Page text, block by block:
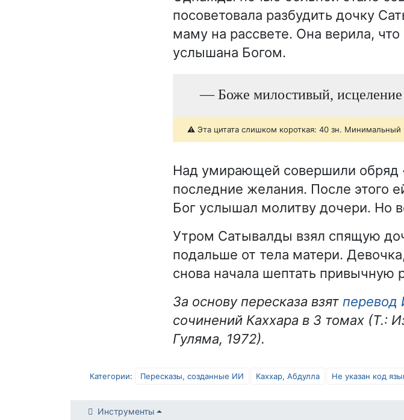
посоветовала разбудить дочку
маму на рассвете. Она верила,
услышана Богом.
— Боже милостивый,
⚠️ Эта цитата слишком короткая: 40 зн. Минимальный
Над умирающей совершили обряд
последние желания. После этого
Бог услышал молитву дочери. Но
Утром Сатывалды взял спящую
подальше от тела матери.
снова начала шептать привычную
За основу пересказа взят перевод
сочинений Каххара в 3 томах (Т.:
Гуляма, 1972).
Категории: Пересказы, созданные ИИ Каххар, Абдулла Не указан код
Инструменты